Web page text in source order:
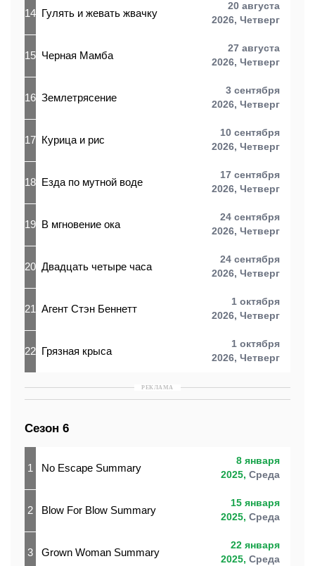
14 Гулять и жевать жвачку
20 августа
2026, Четверг
15 Черная Мамба
27 августа
2026, Четверг
16 Землетрясение
3 сентября
2026, Четверг
17 Курица и рис
10 сентября
2026, Четверг
18 Езда по мутной воде
17 сентября
2026, Четверг
19 В мгновение ока
24 сентября
2026, Четверг
20 Двадцать четыре часа
24 сентября
2026, Четверг
21 Агент Стэн Беннетт
1 октября
2026, Четверг
22 Грязная крыса
1 октября
2026, Четверг
РЕКЛАМА
Сезон 6
1 No Escape Summary
8 января
2025, Среда
2 Blow For Blow Summary
15 января
2025, Среда
3 Grown Woman Summary
22 января
2025, Среда